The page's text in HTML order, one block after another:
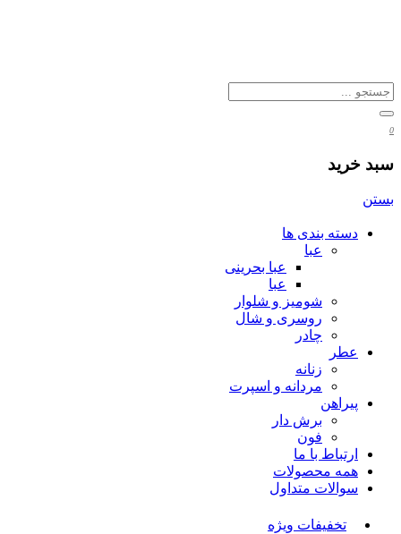
0
سبد خرید
بستن
دسته بندی ها
عبا
عبا بحرینی
عبا
شومیز و شلوار
روسری و شال
چادر
عطر
زنانه
مردانه و اسپرت
پیراهن
برش دار
فون
ارتباط با ما
همه محصولات
سوالات متداول
تخفیفات ویژه